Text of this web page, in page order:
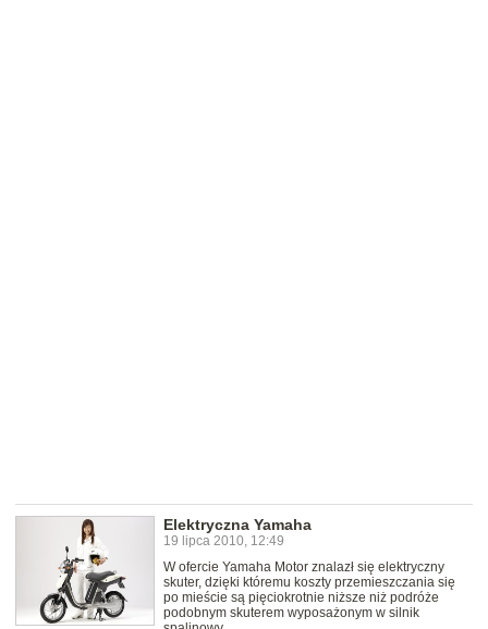
Elektryczna Yamaha
19 lipca 2010, 12:49
W ofercie Yamaha Motor znalazł się elektryczny
skuter, dzięki któremu koszty przemieszczania się
po mieście są pięciokrotnie niższe niż podróże
podobnym skuterem wyposażonym w silnik